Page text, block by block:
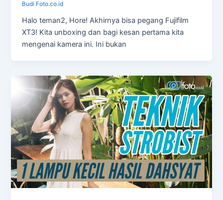
Budi Foto.co.id
Halo teman2, Hore! Akhirnya bisa pegang Fujifilm
XT3! Kita unboxing dan bagi kesan pertama kita
mengenai kamera ini. Ini bukan